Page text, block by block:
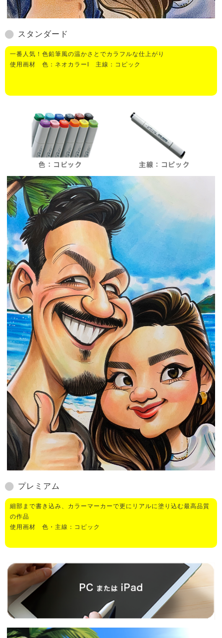
スタンダード
一番人気！色鉛筆風の温かさとでカラフルな仕上がり
使用画材 色：ネオカラーI 主線：コピック
プレミアム
細部まで書き込み、カラーマーカーで更にリアルに塗り込む最高品質
の作品
使用画材 色・主線：コピック